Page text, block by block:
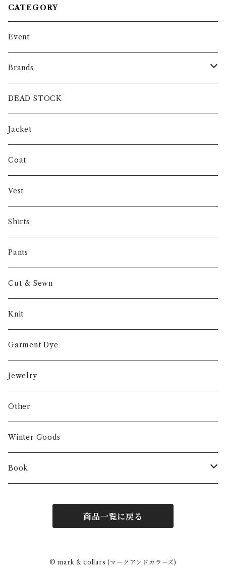
CATEGORY
Event
Brands
intch.
SHUREN
INVERTERE
Gambert
NORIEI
Other
DEAD STOCK
Jacket
Coat
Vest
Shirts
Pants
Cut & Sewn
Knit
Garment Dye
Jewelry
Other
Winter Goods
Book
商品一覧に戻る
© mark & collars (マークアンドカラーズ)